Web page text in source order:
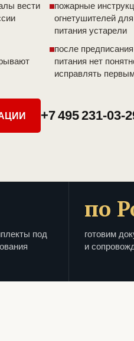
вести
пожарные
огнетушителей
питания устарели
после
питания нет
исправлять
+7 495 231-03-
под
по
готовим
и